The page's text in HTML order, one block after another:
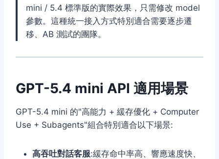
mini / 5.4 標準版的實際效果，只需修改 model
參數。這種統一接入方式特別適合需要逐步遷
移、AB 測試的團隊。
GPT-5.4 mini API 適用場景
GPT-5.4 mini 的"高能力 + 緩存優化 + Computer
Use + Subagents"組合特別適合以下場景:
高吞吐對話客服:緩存命中率高、響應速度快、